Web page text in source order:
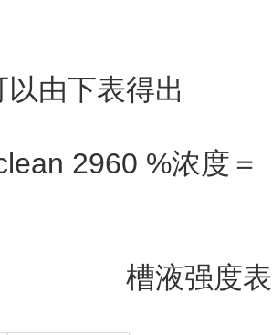
由下表得出
2960 %浓度＝
强度表